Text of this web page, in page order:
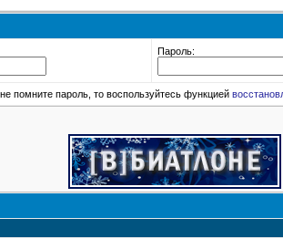
Пароль:
помните пароль, то воспользуйтесь функцией